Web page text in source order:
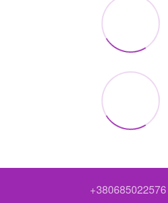
+380685022576